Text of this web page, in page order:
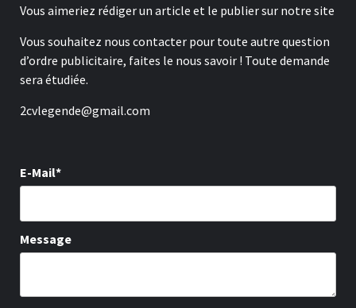
Vous aimeriez rédiger un article et le publier sur notre site
Vous souhaitez nous contacter pour toute autre question
d’ordre publicitaire, faites le nous savoir ! Toute demande
sera étudiée.
2cvlegende@gmail.com
E-Mail*
Message